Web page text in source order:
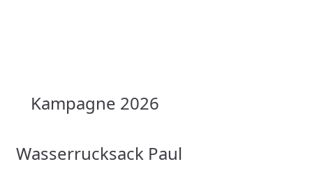
Kampagne 2026
Wasserrucksack Paul